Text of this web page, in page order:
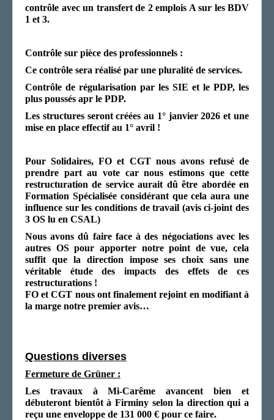
contrôle avec un transfert de 2 emplois A sur les BDV
1 et 3.
Contrôle sur pièce des professionnels :
Ce contrôle sera réalisé par une pluralité de services.
Contrôle de régularisation par les SIE et le PDP, les
plus poussés apr le PDP.
Les structures seront créées au 1° janvier 2026 et une
mise en place effectif au 1° avril !
PourSolidaires, FO et CGT nous avons refusé de
prendre part au vote car nous estimons que cette
restructuration de service aurait dû être abordée en
Formation Spécialisée considérant que cela aura une
influence sur les conditions de travail (avis ci-joint des
3 OS lu en CSAL)
Nous avons dû faire face à des négociations avec les
autres OS pour apporter notre point de vue, cela
suffit que la direction imposeses choix sans une
véritable étude des impacts des effets de ces
restructurations !
FO et CGT nous ont finalement rejoint en modifiantà
la marge notre premier avis…
Questions diverses
Fermeture de Grüner :
Les travaux à Mi-Carême avancent bien et
débuteront bientôt à Firminy selon la direction qui a
reçu une enveloppe de 131 000 € pour ce faire.